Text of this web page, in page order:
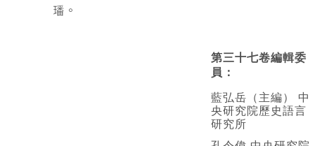
璠。
第三十七卷編輯委
員：
藍弘岳（主編） 中
央研究院歷史語言
研究所